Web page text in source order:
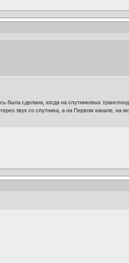
была сделана, когда на спутниковых
звук со спутника, а на Первом канале, на